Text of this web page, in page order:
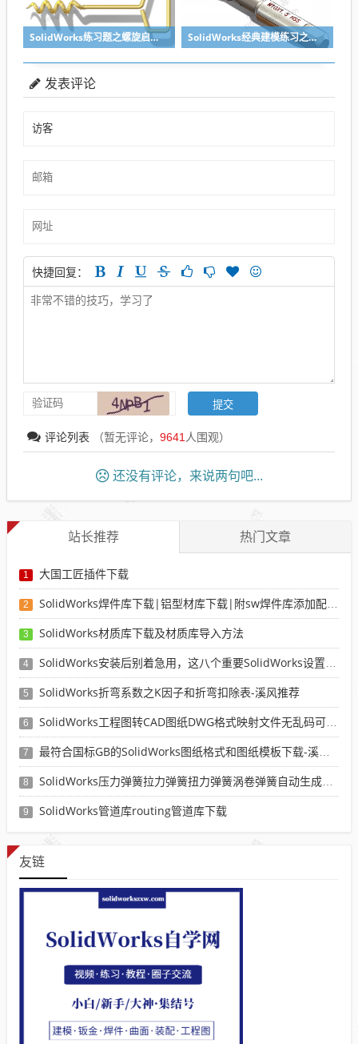
SolidWorks练习题之螺旋启瓶器，螺旋头是关键 SolidWorks经典建模练习之丝锥攻丝钻头的绘制，常规命令练习
发表评论
快捷回复：
评论列表 （暂无评论， 9641 人围观）
还没有评论，来说两句吧...
站长推荐 热门文章
1 大国工匠插件下载
2 SolidWorks焊件库下载|铝型材库下载|附sw焊件库添加配置使用教程
3 SolidWorks材质库下载及材质库导入方法
4 SolidWorks安装后别着急用，这八个重要SolidWorks设置可以提高你的画图效率
5 SolidWorks折弯系数之K因子和折弯扣除表-溪风推荐
6 SolidWorks工程图转CAD图纸DWG格式映射文件无乱码可分层-溪风亲测推荐
7 最符合国标GB的SolidWorks图纸格式和图纸模板下载-溪风专用版
8 SolidWorks压力弹簧拉力弹簧扭力弹簧涡卷弹簧自动生成宏程序下载
9 SolidWorks管道库routing管道库下载
友链